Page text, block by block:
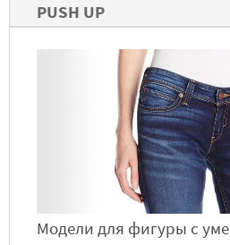
PUSH UP
Модели для фигуры с